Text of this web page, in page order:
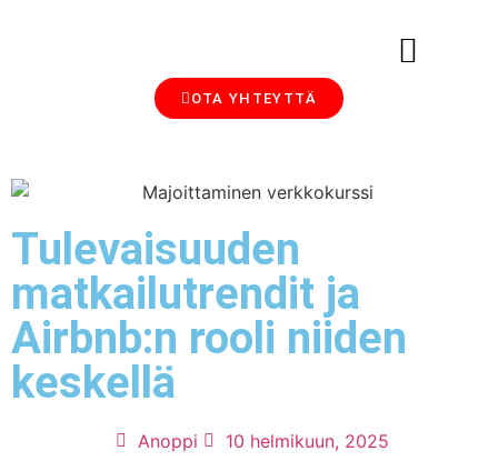
OTA YHTEYTTÄ
Tulevaisuuden
matkailutrendit ja
Airbnb:n rooli niiden
keskellä
Anoppi 10 helmikuun, 2025